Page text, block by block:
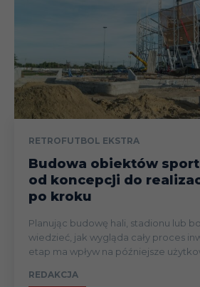
RETROFUTBOL EKSTRA
Budowa obiektów
od koncepcji do
po kroku
Planując budowę hali, stadionu lub
wiedzieć, jak wygląda cały proces
etap ma wpływ na późniejsze
REDAKCJA